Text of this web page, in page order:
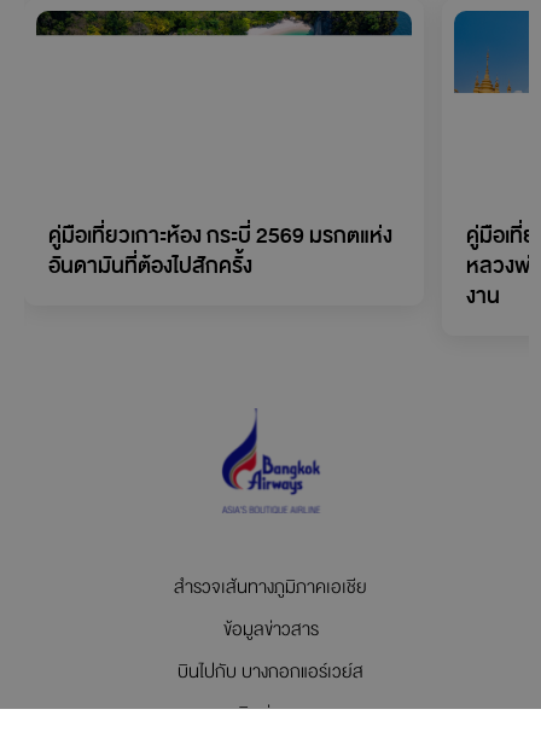
คู่มือเที่ยวเกาะห้อง กระบี่ 2569 มรกตแห่ง
อันดามันที่ต้องไปสักครั้ง
คู่มือเที่
หลวงพ่
งาน
สำรวจเส้นทางภูมิภาคเอเชีย
ข้อมูลข่าวสาร
บินไปกับ บางกอกแอร์เวย์ส
ติดต่อเรา